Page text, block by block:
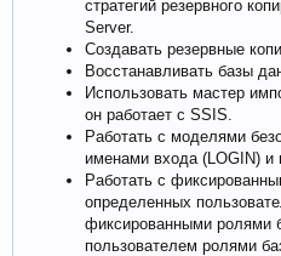
стратегий резервного
Server.
Создавать резервные
Восстанавливать базы
Использовать мастер
он работает с SSIS.
Работать с моделями
именами входа (LOGIN) и
Работать с
определенных
фиксированными ролями
пользователем ролями